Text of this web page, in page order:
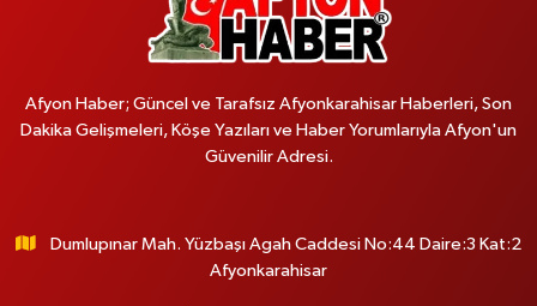
Afyon Haber; Güncel ve Tarafsız Afyonkarahisar Haberleri, Son
Dakika Gelişmeleri, Köşe Yazıları ve Haber Yorumlarıyla Afyon'un
Güvenilir Adresi.
Dumlupınar Mah. Yüzbaşı Agah Caddesi No:44 Daire:3 Kat:2
Afyonkarahisar